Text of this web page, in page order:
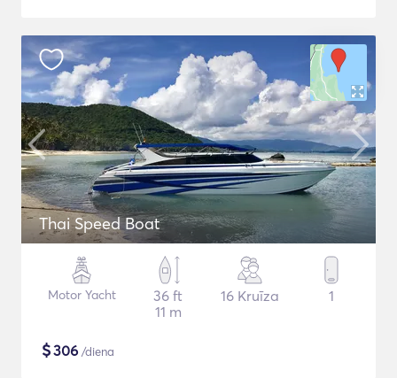
Thai Speed Boat
Motor Yacht
36 ft
11 m
16 Kruīza 1
$306 /diena